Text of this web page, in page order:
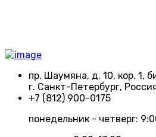
пр. Шаумяна, д. 10, кор. 1,
г. Санкт-Петербург,
+7 (812) 900-0175
понедельник - четверг: